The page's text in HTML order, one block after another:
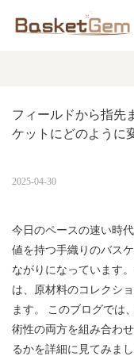
フィールドから指先
ケットにどのように
2025-04-30
今日のペースの速い時
値を持つ手織りのバス
ながりになっています
は、原材料のコレクシ
ます。 このブログでは
術性の両方を組み合わ
るかを詳細に見てみまし